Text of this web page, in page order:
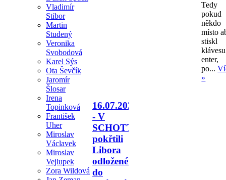
Vladimír
Stibor
Martin
Studený
Veronika
Svobodová
Karel Sýs
Ota Ševčík
Jaromír
Šlosar
Irena
Topinková
František
Uher
Miroslav
Václavek
Miroslav
Vejlupek
Zora Wildová
Tedy
pokud
někdo
místo
stiskl
klávesu
enter,
po...
»
16.07.2026
- V
SCHOTTU
pokřtili
Libora
odloženého
do